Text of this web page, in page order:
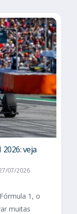
veja
07/2026
1, o
muitas